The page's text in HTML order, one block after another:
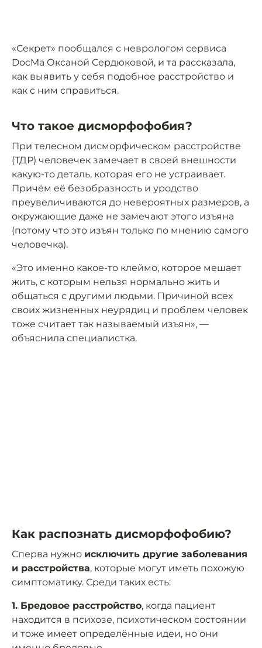
«Секрет» пообщался с неврологом сервиса
DocMa Оксаной Сердюковой, и та рассказала,
как выявить у себя подобное расстройство и
как с ним справиться.
Что такое дисморфофобия?
При телесном дисморфическом расстройстве
(ТДР) человечек замечает в своей внешности
какую-то деталь, которая его не устраивает.
Причём её безобразность и уродство
преувеличиваются до невероятных размеров, а
окружающие даже не замечают этого изъяна
(потому что это изъян только по мнению самого
человечка).
«Это именно какое-то клеймо, которое мешает
жить, с которым нельзя нормально жить и
общаться с другими людьми. Причиной всех
своих жизненных неурядиц и проблем человек
тоже считает так называемый изъян», —
объяснила специалистка.
Как распознать дисморфофобию?
Сперва нужно исключить другие заболевания
и расстройства, которые могут иметь похожую
симптоматику. Среди таких есть:
1. Бредовое расстройство, когда пациент
находится в психозе, психотическом состоянии
и тоже имеет определённые идеи, но они